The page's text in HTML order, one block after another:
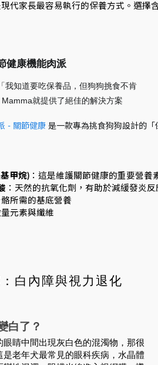
現代家長最容易執行的保養方式。選擇
健康機能肉派
我知道要吃保養品，但狗狗挑食不肯
就提供了絕佳的解決方案
- 關節健康 是一款專為挑食狗狗設計的
甲烷) ：這是維護關節健康的重要營
：天然的抗氧化劑，有助於減緩發炎
所需的基底營養
元素與纖維
白內障與視力退化
白了？
睛中間出現灰白色的混濁物，那很
老年犬最常見的眼科疾病，水晶體